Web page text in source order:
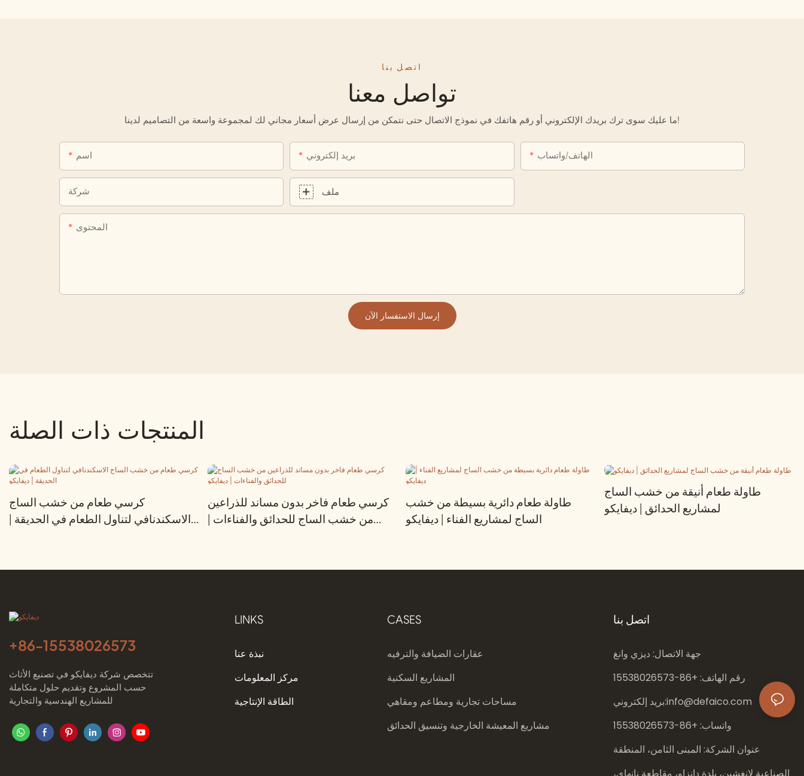
اتصل بنا
تواصل معنا
ما عليك سوى ترك بريدك الإلكتروني أو رقم هاتفك في نموذج الاتصال حتى نتمكن من إرسال عرض أسعار مجاني لك لمجموعة واسعة من التصاميم لدينا!
اسم بريد إلكتروني الهاتف/واتساب
شركة ملف
المحتوى
إرسال الاستفسار الآن
المنتجات ذات الصلة
كرسي طعام من خشب الساج
الاسكندنافي لتناول الطعام في الحديقة |
كرسي طعام فاخر بدون مساند للذراعين
من خشب الساج للحدائق والفناءات |
طاولة طعام دائرية بسيطة من خشب
الساج لمشاريع الفناء | ديفايكو
طاولة طعام أنيقة من خشب الساج
لمشاريع الحدائق | ديفايكو
+86-15538026573
تتخصص شركة ديفايكو في تصنيع الأثاث
حسب المشروع وتقديم حلول متكاملة
للمشاريع الهندسية والتجارية
LINKS
نبذة عنا
مركز المعلومات
الطاقة الإنتاجية
CASES
عقارات الضيافة والترفيه
المشاريع السكنية
مساحات تجارية ومطاعم ومقاهي
مشاريع المعيشة الخارجية وتنسيق الحدائق
اتصل بنا
جهة الاتصال: ديزي وانغ
رقم الهاتف: +86-
15538026573
بريد إلكتروني:info@defaico.com
واتساب: +86-
15538026573
عنوان الشركة: المبنى الثامن، المنطقة